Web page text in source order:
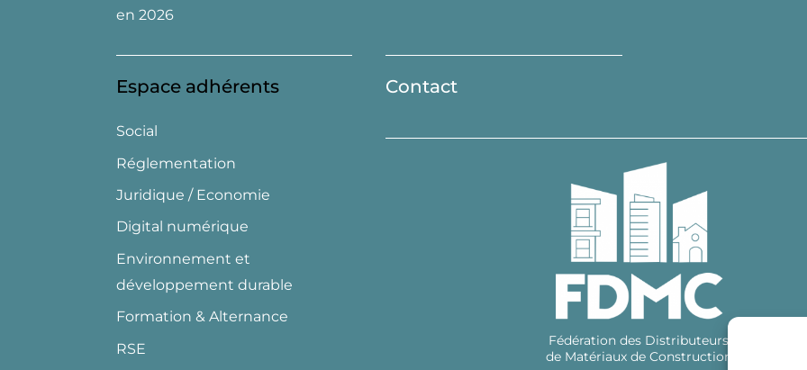
en 2026
Espace adhérents
Social
Réglementation
Juridique / Economie
Digital numérique
Environnement et
développement durable
Formation & Alternance
RSE
Contact
Fédération des Distributeurs
de Matériaux de Construction